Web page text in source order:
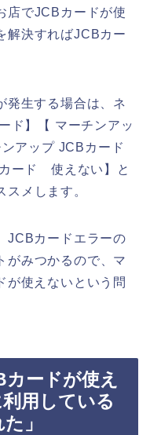
店でJCBカードが使
解決すればJCBカー
発生する場合は、ネ
ド】【 マーチンアッ
アップ JCBカード
ード 使えない】と
メします。
JCBカードエラーの
がみつかるので、マ
が使えないという問
ードが使え
用している
」